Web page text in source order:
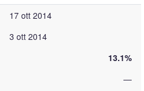
17 ott 2014
3 ott 2014
13.1%
—